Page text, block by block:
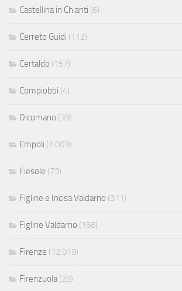
Castellina in Chianti (6)
Cerreto Guidi (112)
Certaldo (157)
Compiobbi (4)
Dicomano (39)
Empoli (1.003)
Fiesole (73)
Figline e Incisa Valdarno (311)
Figline Valdarno (156)
Firenze (12.019)
Firenzuola(29)